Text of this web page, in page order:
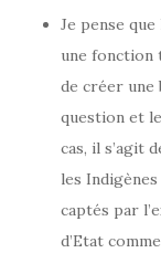
Je pense
une fonction
de créer une
question et
cas, il s’agit
les
captés par
d’Etat